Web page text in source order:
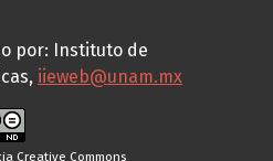
por: Instituto de
iieweb@unam.mx
Creative Commons